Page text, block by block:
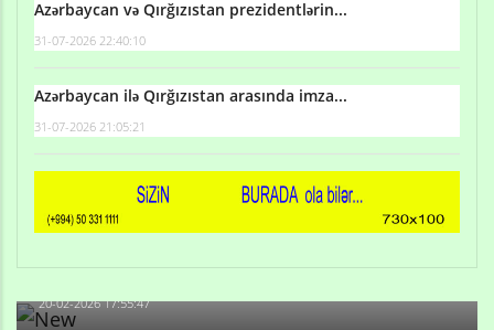
Azərbaycan və Qırğızıstan prezidentlərin...
31-07-2026 22:40:10
Azərbaycan ilə Qırğızıstan arasında imza...
31-07-2026 21:05:21
Qulu Məhərrəmli: Sosial şəbəkələrdə söyüş niyə artıb?
20-02-2026 17:55:47
Məni bura NAZİR GÖNDƏRİB - 1937-ci ildən fəaliyyətdə